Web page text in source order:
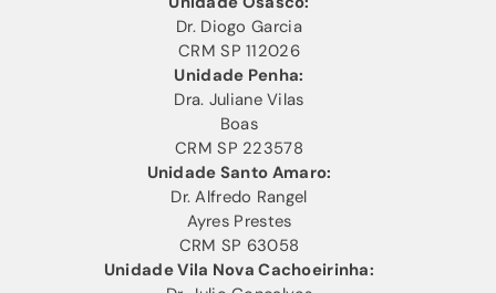
Dr. Diogo Garcia
CRM SP 112026
Unidade Penha:
Dra. Juliane Vilas
Boas
CRM SP 223578
Unidade Santo Amaro:
Dr. Alfredo Rangel
Ayres Prestes
CRM SP 63058
Unidade Vila Nova Cachoeirinha: